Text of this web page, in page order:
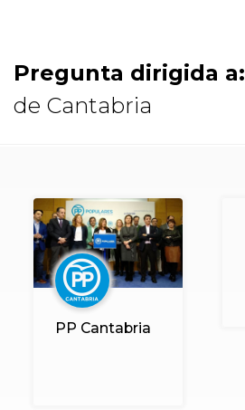
Pregunta dirigida a:
de Cantabria
PP Cantabria